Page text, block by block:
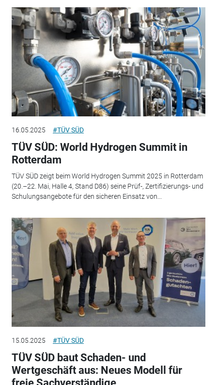
16.05.2025 #TÜV SÜD
TÜV SÜD: World Hydrogen Summit in
Rotterdam
TÜV SÜD zeigt beim World Hydrogen Summit 2025 in Rotterdam
(20.–22. Mai, Halle 4, Stand D86) seine Prüf-, Zertifizierungs- und
Schulungsangebote für den sicheren Einsatz von...
15.05.2025 #TÜV SÜD
TÜV SÜD baut Schaden- und
Wertgeschäft aus: Neues Modell für